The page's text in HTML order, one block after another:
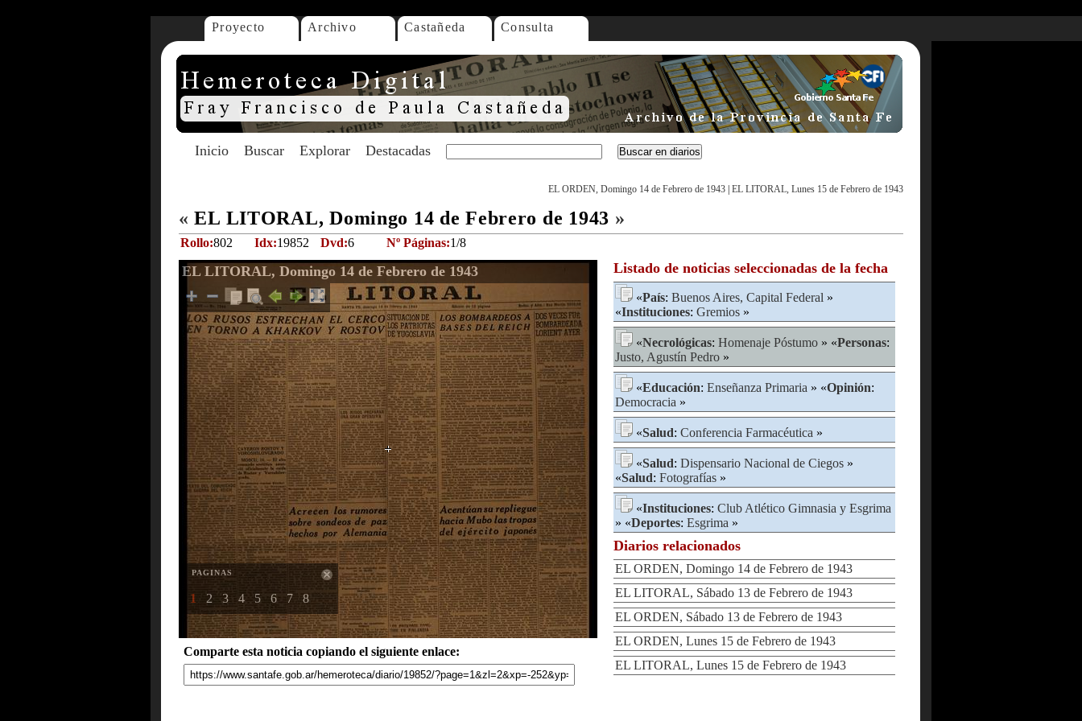
Proyecto Archivo Castañeda Consulta
Inicio Buscar Explorar Destacadas
EL ORDEN, Domingo 14 de Febrero de 1943 EL LITORAL, Lunes 15 de Febrero de 1943
« EL LITORAL, Domingo 14 de Febrero de 1943 »
Rollo:802 Idx:19852 Dvd:6 Nº Páginas:1/8
EL LITORAL, Domingo 14 de Febrero de 1943
PAGINAS
1 2 3 4 5 6 7 8
Comparte esta noticia copiando el siguiente enlace:
Listado de noticias seleccionadas de la fecha
«País: Buenos Aires, Capital Federal »
«Instituciones: Gremios »
«Necrológicas: Homenaje Póstumo » «Personas:
Justo, Agustín Pedro »
«Educación: Enseñanza Primaria » «Opinión:
Democracia »
«Salud: Conferencia Farmacéutica »
«Salud: Dispensario Nacional de Ciegos »
«Salud: Fotografías »
«Instituciones: Club Atlético Gimnasia y Esgrima
» «Deportes: Esgrima »
Diarios relacionados
EL ORDEN, Domingo 14 de Febrero de 1943
EL LITORAL, Sábado 13 de Febrero de 1943
EL ORDEN, Sábado 13 de Febrero de 1943
EL ORDEN, Lunes 15 de Febrero de 1943
EL LITORAL, Lunes 15 de Febrero de 1943